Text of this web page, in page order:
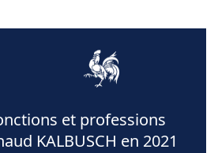
et professions
KALBUSCH en 2021